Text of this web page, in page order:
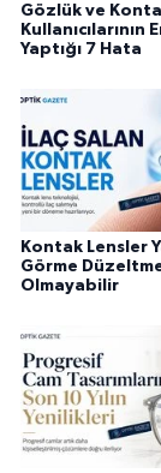
Gözlük ve
Kullanıcılarının
Yaptığı 7 Hata
Kontak Lensler
Görme
Olmayabilir